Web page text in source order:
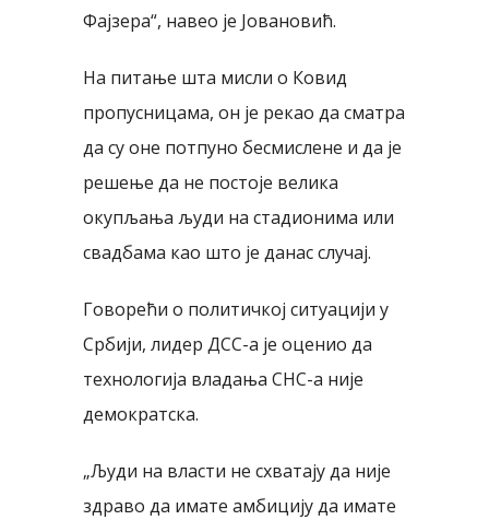
Фајзера“, навео је Јовановић.
На питање шта мисли о Ковид
пропусницама, он је рекао да сматра
да су оне потпуно бесмислене и да је
решење да не постоје велика
окупљања људи на стадионима или
свадбама као што је данас случај.
Говорећи о политичкој ситуацији у
Србији, лидер ДСС-а је оценио да
технологија владања СНС-а није
демократска.
„Људи на власти не схватају да није
здраво да имате амбицију да имате